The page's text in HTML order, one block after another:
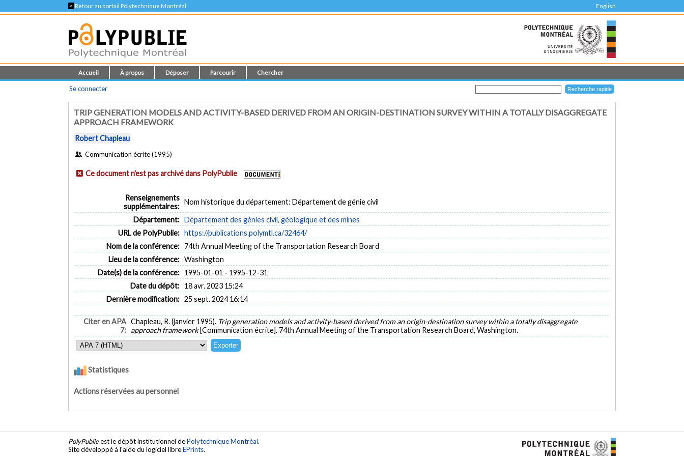
< Retour au portail Polytechnique Montréal English
Accueil À propos Déposer Parcourir Chercher
Se connecter
TRIP GENERATION MODELS AND ACTIVITY-BASED DERIVED FROM AN ORIGIN-DESTINATION SURVEY WITHIN A TOTALLY DISAGGREGATE
APPROACH FRAMEWORK
Robert Chapleau
Communication écrite (1995)
Ce document n'est pas archivé dans PolyPublie
Renseignements
supplémentaires:
Nom historique du département: Département de génie civil
Département: Département des génies civil, géologique et des mines
URL de PolyPublie: https://publications.polymtl.ca/32464/
Nom de la conférence: 74th Annual Meeting of the Transportation Research Board
Lieu de la conférence: Washington
Date(s) de la conférence: 1995-01-01 - 1995-12-31
Date du dépôt: 18 avr. 2023 15:24
Dernière modification: 25 sept. 2024 16:14
Citer en APA
7:
Chapleau, R. (janvier 1995). Trip generation models and activity-based derived from an origin-destination survey within a totally disaggregate
approach framework [Communication écrite]. 74th Annual Meeting of the Transportation Research Board, Washington.
Statistiques
Actions réservées au personnel
PolyPublieest le dépôt institutionnel dePolytechnique Montréal.
Site développé à l'aide du logiciel libreEPrints.